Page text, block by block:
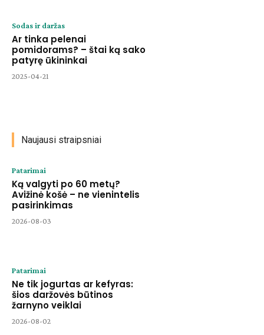
Sodas ir daržas
Ar tinka pelenai
pomidorams? – štai ką sako
patyrę ūkininkai
2025-04-21
Naujausi straipsniai
Patarimai
Ką valgyti po 60 metų?
Avižinė košė – ne vienintelis
pasirinkimas
2026-08-03
Patarimai
Ne tik jogurtas ar kefyras:
šios daržovės būtinos
žarnyno veiklai
2026-08-02